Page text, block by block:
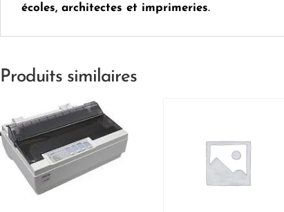
écoles, architectes et imprimeries.
Produits similaires